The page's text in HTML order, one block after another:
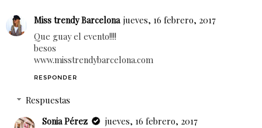
Miss trendy Barcelona jueves, 16 febrero, 2017
Que guay el evento!!!!
besos
www.misstrendybarcelona.com
RESPONDER
Respuestas
Sonia Pérez
jueves, 16 febrero, 2017